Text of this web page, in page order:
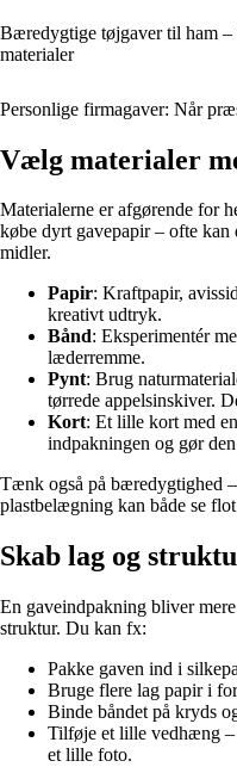
Bæredygtige tøjgaver til ham
materialer
Personlige firmagaver: Når
Vælg materialer
Materialerne er afgørende for
købe dyrt gavepapir – ofte kan
midler.
Papir: Kraftpapir,
kreativt udtryk.
Bånd: Eksperimentér
læderremme.
Pynt: Brug
tørrede appelsinskiver.
Kort: Et lille kort med
indpakningen og gør
Tænk også på bæredygtighed
plastbelægning kan både se
Skab lag og
En gaveindpakning bliver
struktur. Du kan fx:
Pakke gaven ind i
Bruge flere lag papir i
Binde båndet på kryds
Tilføje et lille vedhæng –
et lille foto.